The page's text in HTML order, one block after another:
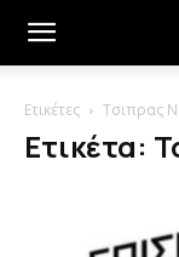
Ετικέτες Τσιπρας
Ετικέτα: